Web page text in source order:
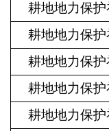
耕地地力保护
耕地地力保护
耕地地力保护
耕地地力保护
耕地地力保护